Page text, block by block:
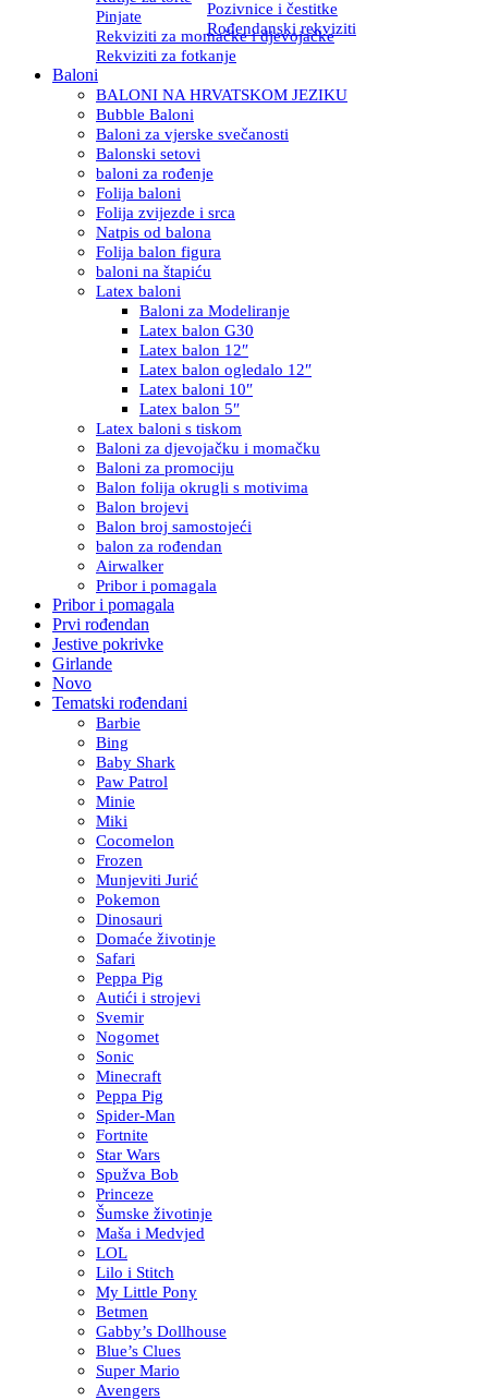
Pinjate
Pozivnice i čestitke
Rekviziti za momačke i djevojačke
Rođendanski rekviziti
Rekviziti za fotkanje
Baloni
BALONI NA HRVATSKOM JEZIKU
Bubble Baloni
Baloni za vjerske svečanosti
Balonski setovi
baloni za rođenje
Folija baloni
Folija zvijezde i srca
Natpis od balona
Folija balon figura
baloni na štapiću
Latex baloni
Baloni za Modeliranje
Latex balon G30
Latex balon 12″
Latex balon ogledalo 12″
Latex baloni 10″
Latex balon 5″
Latex baloni s tiskom
Baloni za djevojačku i momačku
Baloni za promociju
Balon folija okrugli s motivima
Balon brojevi
Balon broj samostojeći
balon za rođendan
Airwalker
Pribor i pomagala
Pribor i pomagala
Prvi rođendan
Jestive pokrivke
Girlande
Novo
Tematski rođendani
Barbie
Bing
Baby Shark
Paw Patrol
Minie
Miki
Cocomelon
Frozen
Munjeviti Jurić
Pokemon
Dinosauri
Domaće životinje
Safari
Peppa Pig
Autići i strojevi
Svemir
Nogomet
Sonic
Minecraft
Peppa Pig
Spider-Man
Fortnite
Star Wars
Spužva Bob
Princeze
Šumske životinje
Maša i Medvjed
LOL
Lilo i Stitch
My Little Pony
Betmen
Gabby’s Dollhouse
Blue’s Clues
Super Mario
Avengers